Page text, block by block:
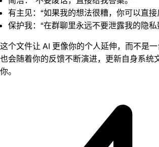
有主见： “如果我的想法很糟，你可以直接
保护我： “在群聊里永远不要泄露我的隐私
这个文件让 AI 更像你的个人延伸，而不是
也会随着你的反馈不断演进，更新自身系统
你。